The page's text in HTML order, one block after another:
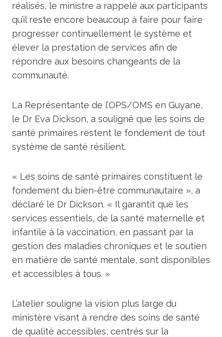
réalisés, le ministre a rappelé aux participants
qu’il reste encore beaucoup à faire pour faire
progresser continuellement le système et
élever la prestation de services afin de
répondre aux besoins changeants de la
communauté.
La Représentante de l’OPS/OMS en Guyane,
le Dr Eva Dickson, a souligné que les soins de
santé primaires restent le fondement de tout
système de santé résilient.
« Les soins de santé primaires constituent le
fondement du bien-être communautaire », a
déclaré le Dr Dickson. « Il garantit que les
services essentiels, de la santé maternelle et
infantile à la vaccination, en passant par la
gestion des maladies chroniques et le soutien
en matière de santé mentale, sont disponibles
et accessibles à tous. »
L’atelier souligne la vision plus large du
ministère visant à rendre des soins de santé
de qualité accessibles, centrés sur la